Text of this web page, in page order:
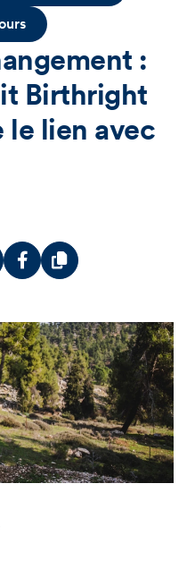
:
Birthright
le lien avec